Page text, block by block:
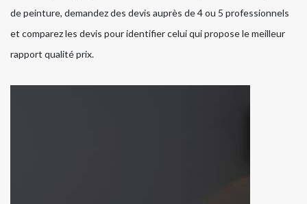
de peinture, demandez des devis auprès de 4 ou 5 professionnels
et comparez les devis pour identifier celui qui propose le meilleur
rapport qualité prix.